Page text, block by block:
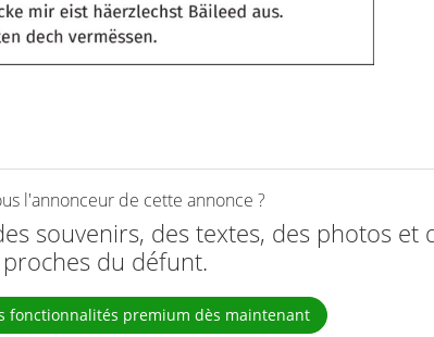
l'annonceur de cette annonce ?
souvenirs, des textes, des photos et
proches du défunt.
fonctionnalités premium dès maintenant